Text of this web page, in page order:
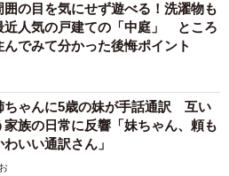
囲の目を気にせず遊べる！洗濯物も
近人気の戸建ての「中庭」 ところ
でみて分かった後悔ポイント
ちゃんに5歳の妹が手話通訳 互い
家族の日常に反響「妹ちゃん、頼も
いい通訳さん」